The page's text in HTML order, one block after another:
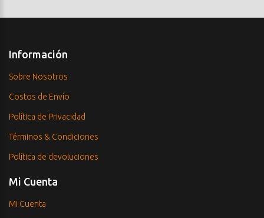
Información
Sobre Nosotros
Costos de Envío
Política de Privacidad
Términos & Condiciones
Política de devoluciones
Mi Cuenta
Mi Cuenta